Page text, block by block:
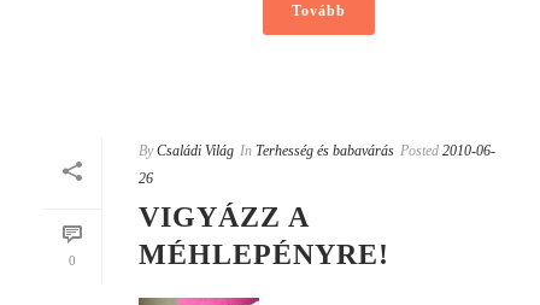
Tovább
0
By Családi Világ In Terhesség és babavárás Posted 2010-06-
26
VIGYÁZZ A
MÉHLEPÉNYRE!